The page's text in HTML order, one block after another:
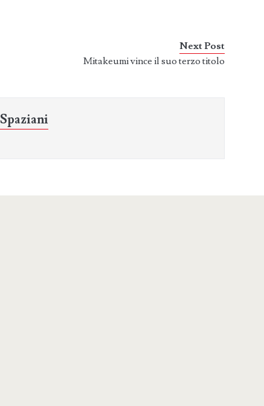
Next Post
Mitakeumi vince il suo terzo titolo